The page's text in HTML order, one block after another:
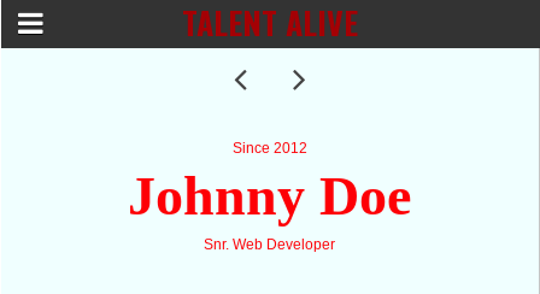
TALENT ALIVE
Since 2012
Johnny Doe
Snr. Web Developer